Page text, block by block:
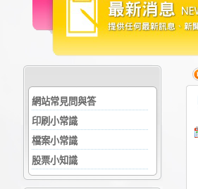
網站常見問與答
印刷小常識
檔案小常識
股票小知識